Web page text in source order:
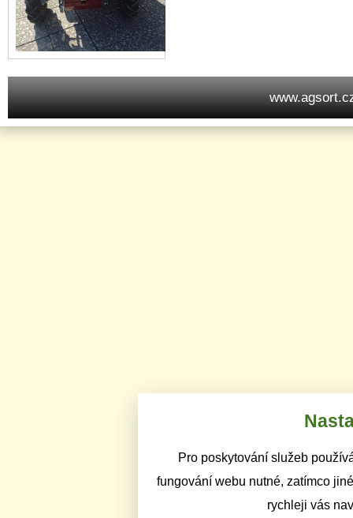
Pro poskytování služeb
fungování webu nutné, zatímco
rychleji vás